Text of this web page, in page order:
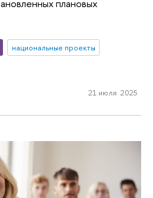
плановых
национальные проекты
21 июля 2025